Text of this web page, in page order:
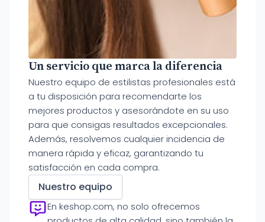
Un servicio que marca la diferencia
Nuestro equipo de estilistas profesionales está
a tu disposición para recomendarte los
mejores productos y asesorándote en su uso
para que consigas resultados excepcionales.
Además, resolvemos cualquier incidencia de
manera rápida y eficaz, garantizando tu
satisfacción en cada compra.
Nuestro equipo
En keshop.com, no solo ofrecemos